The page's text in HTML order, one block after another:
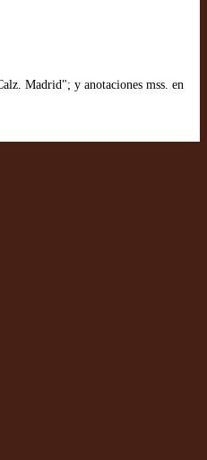
Madrid"; y anotaciones mss. en